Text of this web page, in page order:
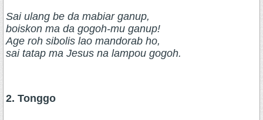
Sai ulang be da mabiar ganup,
boiskon ma da gogoh-mu ganup!
Age roh sibolis lao mandorab ho,
sai tatap ma Jesus na lampou gogoh.
2. Tonggo